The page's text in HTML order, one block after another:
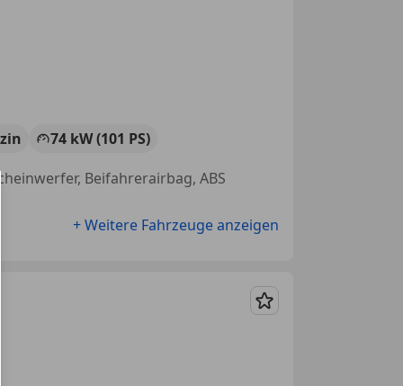
74 kW (101 PS)
Beifahrerairbag, ABS
+ Weitere Fahrzeuge anzeigen
Merken